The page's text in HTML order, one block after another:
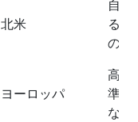
北米
自動
る
の需
ヨーロッパ
高強
準へ
な航